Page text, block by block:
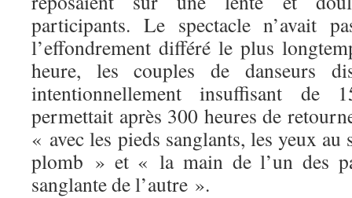
participants. Le spectacle n’avait
l’effondrement différé le plus
heure, les couples de danseurs
intentionnellement insuffisant
permettait après 300 heures de
« avec les pieds sanglants, les yeux
plomb » et « la main de l’un des
sanglante de l’autre ».